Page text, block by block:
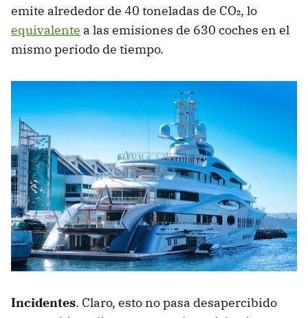
emite alrededor de 40 toneladas de CO₂, lo
equivalente a las emisiones de 630 coches en el
mismo periodo de tiempo.
Incidentes. Claro, esto no pasa desapercibido